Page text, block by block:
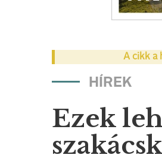
A cikk a
HÍREK
Ezek